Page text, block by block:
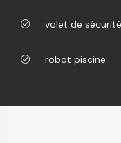
volet de
robot piscine